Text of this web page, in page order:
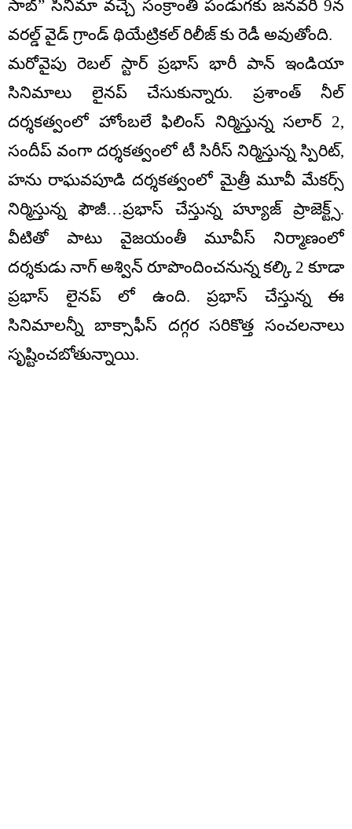
సాబ్” సినిమా వచ్చే సంక్రాంతి పండుగకు జనవరి 9న
వరల్డ్ వైడ్ గ్రాండ్ థియేట్రికల్ రిలీజ్ కు రెడీ అవుతోంది.
మరోవైపు రెబల్ స్టార్ ప్రభాస్ భారీ పాన్ ఇండియా
సినిమాలు లైనప్ చేసుకున్నారు. ప్రశాంత్ నీల్
దర్శకత్వంలో హోంబలే ఫిలింస్ నిర్మిస్తున్న సలార్ 2,
సందీప్ వంగా దర్శకత్వంలో టీ సిరీస్ నిర్మిస్తున్న స్పిరిట్,
హను రాఘవపూడి దర్శకత్వంలో మైత్రీ మూవీ మేకర్స్
నిర్మిస్తున్న ఫౌజీ…ప్రభాస్ చేస్తున్న హ్యూజ్ ప్రాజెక్ట్స్.
వీటితో పాటు వైజయంతీ మూవీస్ నిర్మాణంలో
దర్శకుడు నాగ్ అశ్విన్ రూపొందించనున్న కల్కి 2 కూడా
ప్రభాస్ లైనప్ లో ఉంది. ప్రభాస్ చేస్తున్న ఈ
సినిమాలన్నీ బాక్సాఫీస్ దగ్గర సరికొత్త సంచలనాలు
సృష్టించబోతున్నాయి.